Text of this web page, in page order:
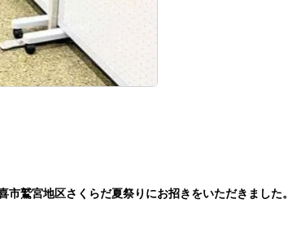
市鷲宮地区さくらだ夏祭りにお招きをいただきました。